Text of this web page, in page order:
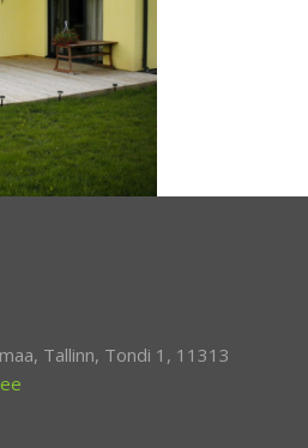
Tallinn, Tondi 1, 11313